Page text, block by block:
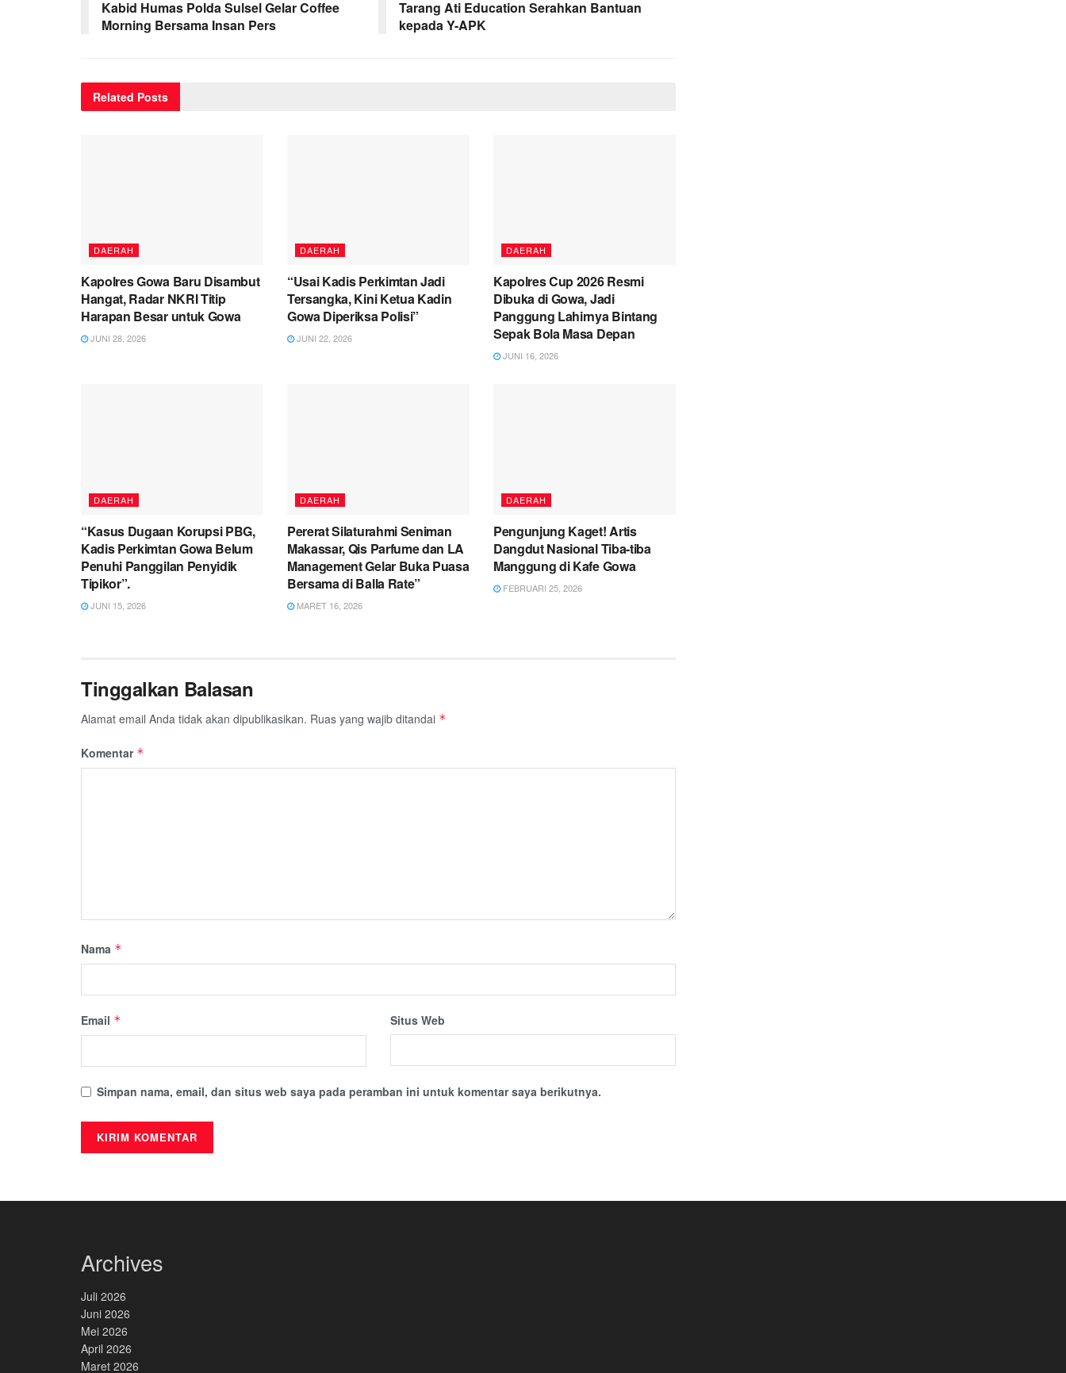
Kabid Humas Polda Sulsel Gelar Coffee
Morning Bersama Insan Pers
Tarang Ati Education Serahkan Bantuan
kepada Y-APK
Related Posts
DAERAH
Kapolres Gowa Baru Disambut
Hangat, Radar NKRI Titip
Harapan Besar untuk Gowa
JUNI 28, 2026
DAERAH
“Usai Kadis Perkimtan Jadi
Tersangka, Kini Ketua Kadin
Gowa Diperiksa Polisi”
JUNI 22, 2026
DAERAH
Kapolres Cup 2026 Resmi
Dibuka di Gowa, Jadi
Panggung Lahirnya Bintang
Sepak Bola Masa Depan
JUNI 16, 2026
DAERAH
“Kasus Dugaan Korupsi PBG,
Kadis Perkimtan Gowa Belum
Penuhi Panggilan Penyidik
Tipikor”.
JUNI 15, 2026
DAERAH
Pererat Silaturahmi Seniman
Makassar, Qis Parfume dan LA
Management Gelar Buka Puasa
Bersama di Balla Rate”
MARET 16, 2026
DAERAH
Pengunjung Kaget! Artis
Dangdut Nasional Tiba-tiba
Manggung di Kafe Gowa
FEBRUARI 25, 2026
Tinggalkan Balasan
Alamat email Anda tidak akan dipublikasikan. Ruas yang wajib ditandai *
Komentar *
Nama *
Email * Situs Web
Simpan nama, email, dan situs web saya pada peramban ini untuk komentar saya berikutnya.
Archives
Juli 2026
Juni 2026
Mei 2026
April 2026
Maret 2026